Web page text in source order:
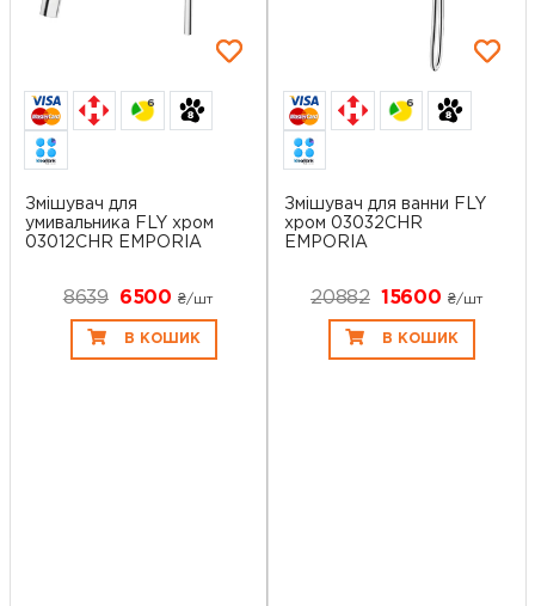
6
Змішувач для
умивальника FLY хром
03012CHR EMPORIA
8639 6500 ₴/шт
В КОШИК
6
Змішувач для ванни FLY
хром 03032CHR
EMPORIA
20882 15600 ₴/шт
В КОШИК